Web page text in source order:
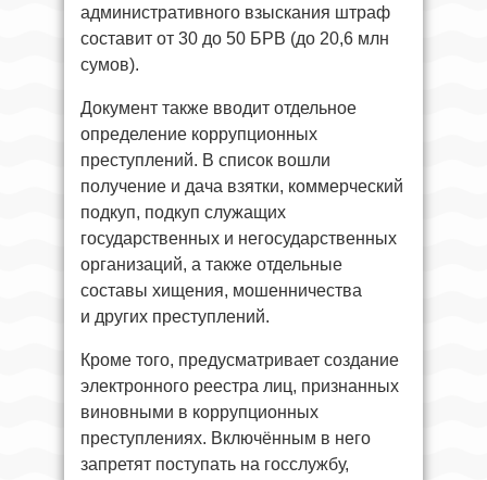
административного взыскания штраф
составит от 30 до 50 БРВ (до 20,6 млн
сумов).
Документ также вводит отдельное
определение коррупционных
преступлений. В список вошли
получение и дача взятки, коммерческий
подкуп, подкуп служащих
государственных и негосударственных
организаций, а также отдельные
составы хищения, мошенничества
и других преступлений.
Кроме того, предусматривает создание
электронного реестра лиц, признанных
виновными в коррупционных
преступлениях. Включённым в него
запретят поступать на госслужбу,